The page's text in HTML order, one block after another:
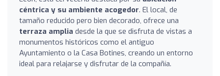
céntrica y su ambiente acogedor. El local, de
tamaño reducido pero bien decorado, ofrece una
terraza amplia desde la que se disfruta de vistas a
monumentos históricos como el antiguo
Ayuntamiento o la Casa Botines, creando un entorno
ideal para relajarse y disfrutar de la compañía.